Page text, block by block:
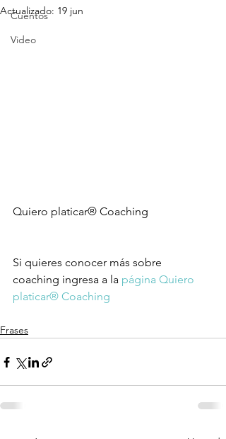
Cuentos
Video
Actualizado: 19 jun
Quiero platicar® Coaching
Si quieres conocer más sobre
coaching ingresa a la página Quiero
platicar® Coaching
Frases